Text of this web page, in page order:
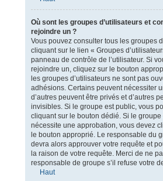
Où sont les groupes d’utilisateurs et
rejoindre un ?
Vous pouvez consulter tous les groupes
cliquant sur le lien « Groupes
panneau de contrôle de l’utilisateur. Si
rejoindre un, cliquez sur le bouton
les groupes d’utilisateurs ne sont pas
adhésions. Certains peuvent nécessiter
d’autres peuvent être privés et d’autres
invisibles. Si le groupe est public, vous
cliquant sur le bouton dédié. Si le groupe
nécessite une approbation, vous devez
le bouton approprié. Le responsable du
devra alors approuver votre requête et
la raison de votre requête. Merci de ne
responsable de groupe s’il refuse votre
Haut